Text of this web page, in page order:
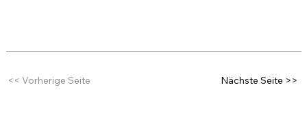
Nächste Seite >>
<< Vorherige Seite